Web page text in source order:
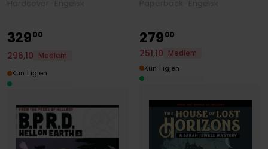
32900
296,10
Medlem
Kun 1 igjen
27900
251,10
Medlem
Kun 1 igjen